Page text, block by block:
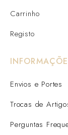
Carrinho
Registo
Envios e Portes
Trocas de
Perguntas